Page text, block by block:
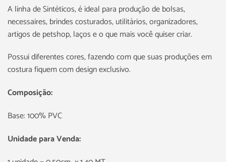
A linha de Sintéticos, é ideal para produção de bolsas,
necessaires, brindes costurados, utilitários, organizadores,
artigos de petshop, laços e o que mais você quiser criar.
Possui diferentes cores, fazendo com que suas produções em
costura fiquem com design exclusivo.
Composição:
Base: 100% PVC
Unidade para Venda: